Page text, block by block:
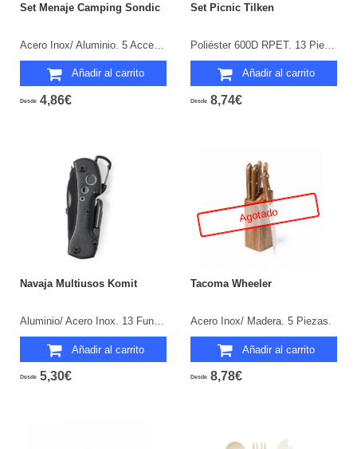
Set Menaje Camping Sondic
Añadir al carrito
Desde 4,86€
Set Picnic Tilken
Añadir al carrito
Desde 8,74€
Navaja Multiusos Komit
Aluminio/ Acero Inox. 13 Funciones.
Añadir al carrito
Desde 5,30€
Agotado
Tacoma Wheeler
Acero Inox/ Madera. 5 Piezas.
Añadir al carrito
Desde 8,78€